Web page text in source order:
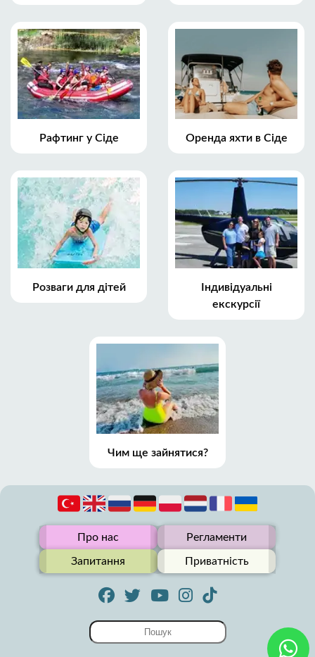
Рафтинг у Сіде Оренда яхти в Сіде
Розваги для дітей
Індивідуальні
екскурсії
Чим ще зайнятися?
Про нас Регламенти
Запитання Приватність